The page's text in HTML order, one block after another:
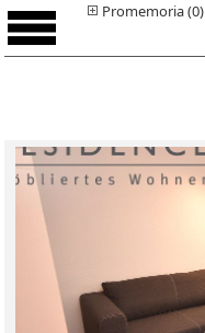
Promemoria (0)